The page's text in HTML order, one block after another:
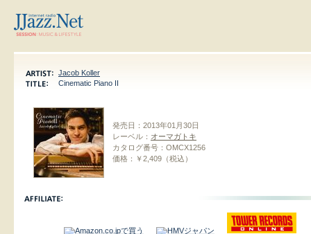
Jacob Koller
Cinematic Piano II
発売日： 2013年01月30日
レーベル： オーマガトキ
カタログ番号： OMCX1256
価格：
￥2,409（税込）